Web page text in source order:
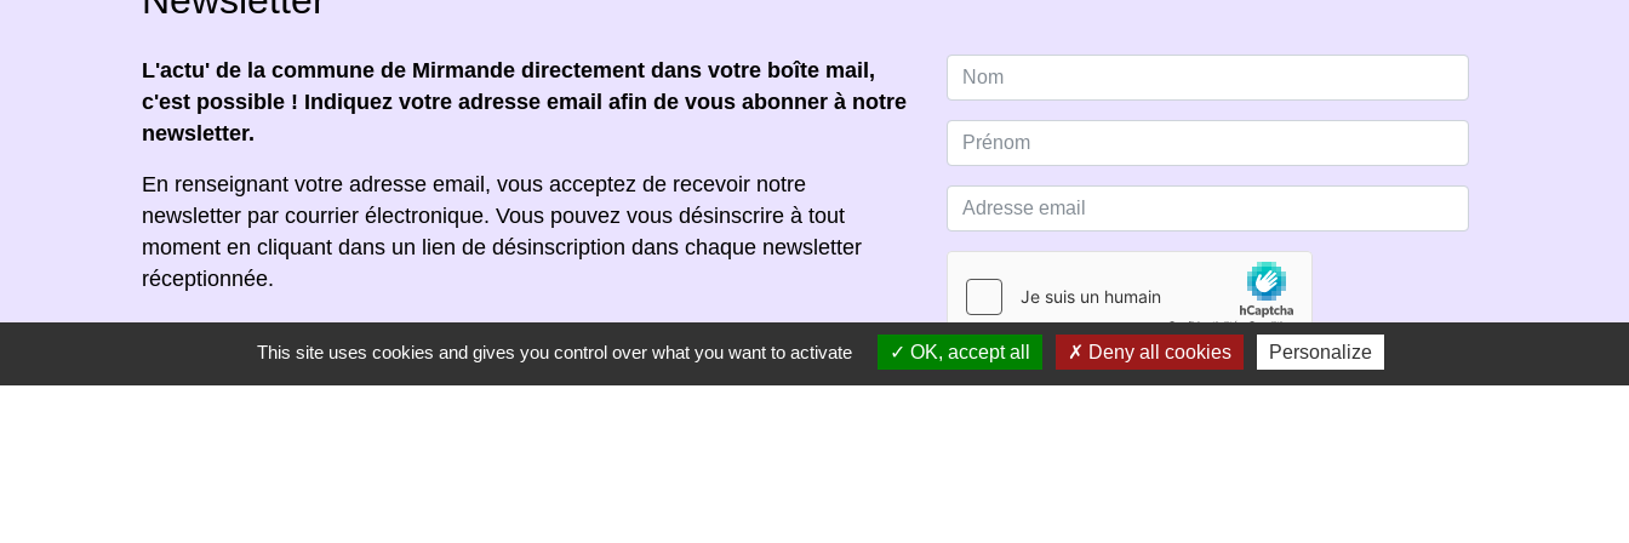
L'actu' de la commune de Mirmande directement dans votre boîte mail,
c'est possible ! Indiquez votre adresse email afin de vous abonner à notre
newsletter.
En renseignant votre adresse email, vous acceptez de recevoir notre
newsletter par courrier électronique. Vous pouvez vous désinscrire à tout
moment en cliquant dans un lien de désinscription dans chaque newsletter
réceptionnée.
This site uses cookies and gives you control over what you want to activate OK, accept all Deny all cookies Personalize